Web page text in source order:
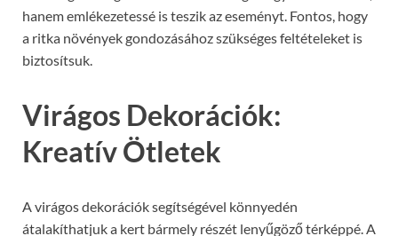
hanem emlékezetessé is teszik az eseményt. Fontos, hogy
a ritka növények gondozásához szükséges feltételeket is
biztosítsuk.
Virágos Dekorációk:
Kreatív Ötletek
A virágos dekorációk segítségével könnyedén
átalakíthatjuk a kert bármely részét lenyűgöző térképpé. A